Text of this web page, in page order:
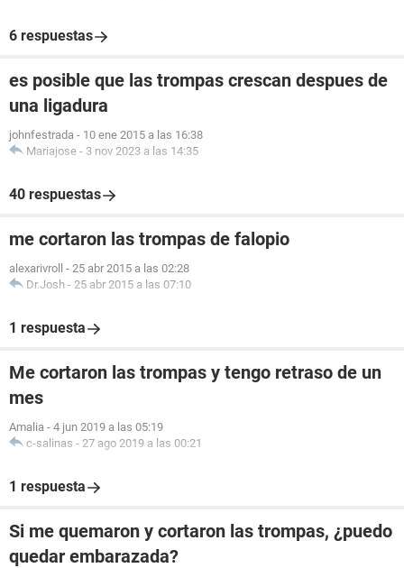
6 respuestas
es posible que las trompas crescan despues de
una ligadura
johnfestrada - 10 ene 2015 a las 16:38
Mariajose - 3 nov 2023 a las 14:35
40 respuestas
me cortaron las trompas de falopio
alexarivroll - 25 abr 2015 a las 02:28
Dr.Josh - 25 abr 2015 a las 07:10
1 respuesta
Me cortaron las trompas y tengo retraso de un
mes
Amalia - 4 jun 2019 a las 05:19
c-salinas - 27 ago 2019 a las 00:21
1 respuesta
Si me quemaron y cortaron las trompas, ¿puedo
quedar embarazada?